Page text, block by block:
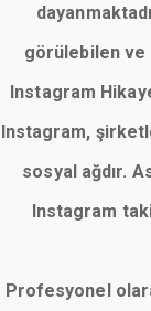
görülebilen ve
Instagram
Instagram,
sosyal ağdır.
Instagram
Profesyonel